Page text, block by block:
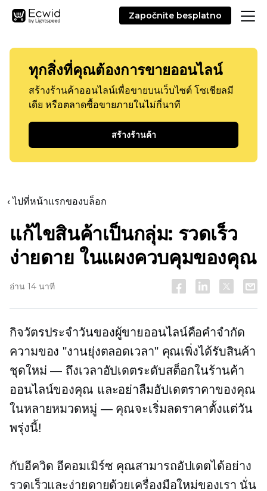
Započnite besplatno
ทุกสิ่งที่คุณต้องการขายออนไลน์
สร้างร้านค้าออนไลน์เพื่อขายบนเว็บไซต์ โซเชียลมี
เดีย หรือตลาดซื้อขายภายในไม่กี่นาที
สร้างร้านค้า
‹ ไปที่หน้าแรกของบล็อก
แก้ไขสินค้าเป็นกลุ่ม: รวดเร็ว
ง่ายดาย ในแผงควบคุมของคุณ
อ่าน 14 นาที
กิจวัตรประจำวันของผู้ขายออนไลน์คือคำจำกัด
ความของ "งานยุ่งตลอดเวลา" คุณเพิ่งได้รับสินค้า
ชุดใหม่ — ถึงเวลาอัปเดตระดับสต็อกในร้านค้า
ออนไลน์ของคุณ และอย่าลืมอัปเดตราคาของคุณ
ในหลายหมวดหมู่ — คุณจะเริ่มลดราคาตั้งแต่วัน
พรุ่งนี้!
กับอีควิด อีคอมเมิร์ซ คุณสามารถอัปเดตได้อย่าง
รวดเร็วและง่ายดายด้วยเครื่องมือใหม่ของเรา นั่น